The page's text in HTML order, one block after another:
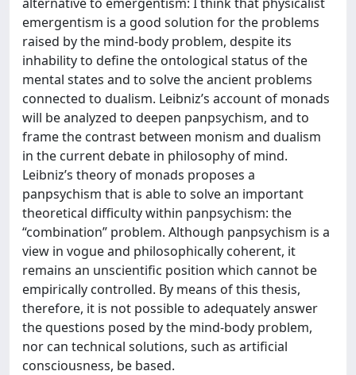
emergentism is a good solution for the problems
raised by the mind-body problem, despite its
inhability to define the ontological status of the
mental states and to solve the ancient problems
connected to dualism. Leibniz’s account of monads
will be analyzed to deepen panpsychism, and to
frame the contrast between monism and dualism
in the current debate in philosophy of mind.
Leibniz’s theory of monads proposes a
panpsychism that is able to solve an important
theoretical difficulty within panpsychism: the
“combination” problem. Although panpsychism is a
view in vogue and philosophically coherent, it
remains an unscientific position which cannot be
empirically controlled. By means of this thesis,
therefore, it is not possible to adequately answer
the questions posed by the mind-body problem,
nor can technical solutions, such as artificial
consciousness, be based.